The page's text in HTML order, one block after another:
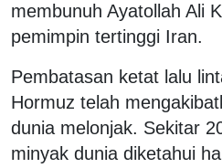
membunuh Ayatollah Ali
pemimpin tertinggi Iran.
Pembatasan ketat lalu
Hormuz telah
dunia melonjak. Sekitar
minyak dunia diketahui